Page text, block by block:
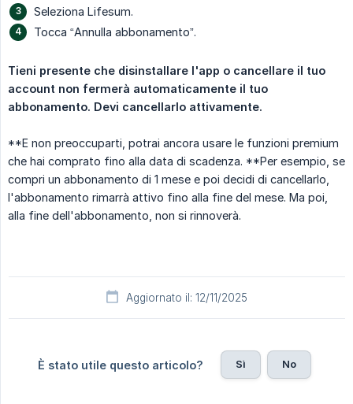
Seleziona Lifesum.
Tocca “Annulla abbonamento”.
Tieni presente che disinstallare l'app o cancellare il tuo
account non fermerà automaticamente il tuo
abbonamento. Devi cancellarlo attivamente.
**E non preoccuparti, potrai ancora usare le funzioni premium
che hai comprato fino alla data di scadenza. **Per esempio, se
compri un abbonamento di 1 mese e poi decidi di cancellarlo,
l'abbonamento rimarrà attivo fino alla fine del mese. Ma poi,
alla fine dell'abbonamento, non si rinnoverà.
Aggiornato il: 12/11/2025
È stato utile questo articolo? Sì No